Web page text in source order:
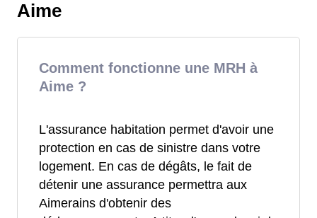
Aime
Comment fonctionne une MRH à
Aime ?
L'assurance habitation permet d'avoir une
protection en cas de sinistre dans votre
logement. En cas de dégâts, le fait de
détenir une assurance permettra aux
Aimerains d'obtenir des